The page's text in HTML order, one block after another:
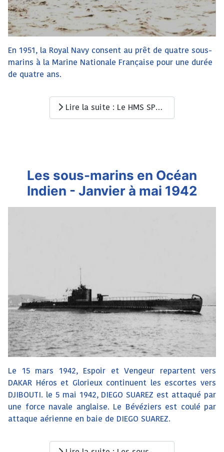
En 1951, la Royal Navy consent au prêt de quatre sous-
marins à la Marine Nationale Française pour une durée
de quatre ans.
Lire la suite : Le HMS SPORTSMAN devient La SIBYLLE (S617)
Les sous-marins en Océan
Indien - Janvier à mai 1942
Le 15 mars 1942, Espoir et Vengeur repartent vers
DAKAR Héros et Glorieux continuent les escortes vers
DJIBOUTI. le 5 mai 1942, DIEGO SUAREZ est attaqué par
une force navale anglaise. Le Bévéziers est coulé par
attaque aérienne en baie de DIEGO SUAREZ.